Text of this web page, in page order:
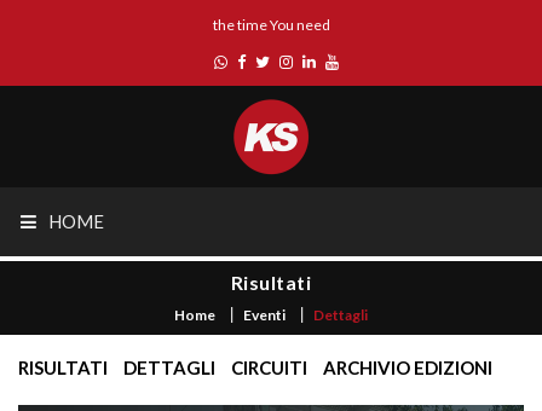
the time You need
HOME
Risultati
Home Eventi Dettagli
RISULTATI DETTAGLI CIRCUITI ARCHIVIO EDIZIONI